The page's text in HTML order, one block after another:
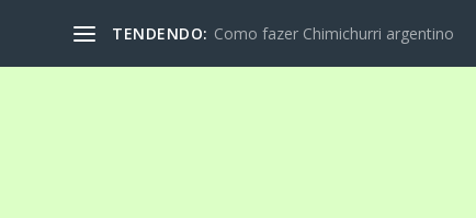
TENDENDO: Como fazer Chimichurri argentino